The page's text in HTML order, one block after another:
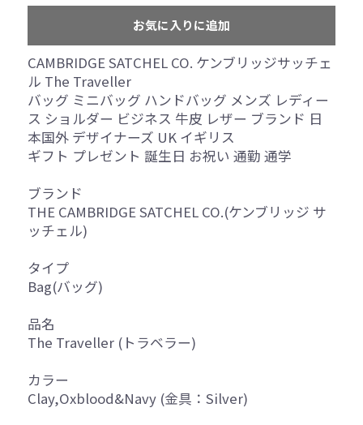
お気に入りに追加
CAMBRIDGE SATCHEL CO. ケンブリッジサッチェ
ル The Traveller
バッグ ミニバッグ ハンドバッグ メンズ レディー
ス ショルダー ビジネス 牛皮 レザー ブランド 日
本国外 デザイナーズ UK イギリス
ギフト プレゼント 誕生日 お祝い 通勤 通学
ブランド
THE CAMBRIDGE SATCHEL CO.(ケンブリッジ サ
ッチェル)
タイプ
Bag(バッグ)
品名
The Traveller (トラベラー)
カラー
Clay,Oxblood&Navy (金具：Silver)